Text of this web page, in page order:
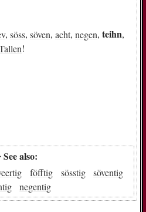
, söss, söven, acht, negen, teihn,
!
also:
föfftig sösstig
söventig
negentig